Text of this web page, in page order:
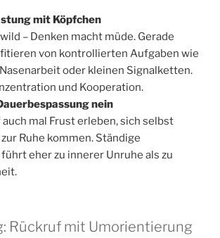
mit Köpfchen
– Denken macht müde. Gerade
von kontrollierten Aufgaben wie
oder kleinen Signalketten.
und Kooperation.
nein
auch mal Frust erleben, sich selbst
Ruhe kommen. Ständige
eher zu innerer Unruhe als zu
Rückruf mit Umorientierung